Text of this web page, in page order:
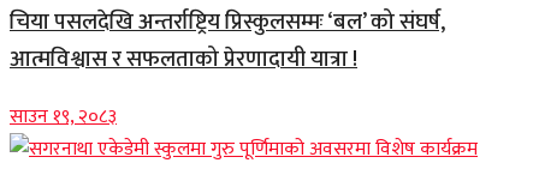
चिया पसलदेखि अन्तर्राष्ट्रिय प्रिस्कुलसम्मः ‘बल’ को संघर्ष,
आत्मविश्वास र सफलताको प्रेरणादायी यात्रा !
साउन १९, २०८३